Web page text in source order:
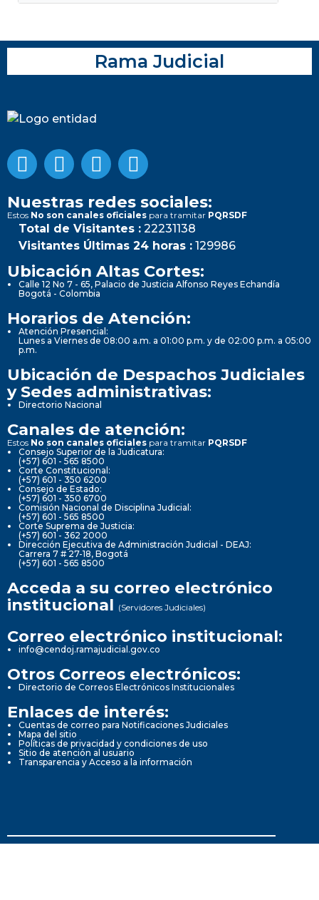
Rama Judicial
Nuestras redes sociales:
Estos No son canales oficiales para tramitar PQRSDF
Total de Visitantes : 22231138
Visitantes Últimas 24 horas : 129986
Ubicación Altas Cortes:
Calle 12 No 7 - 65, Palacio de Justicia Alfonso Reyes Echandía
Bogotá - Colombia
Horarios de Atención:
Atención Presencial:
Lunes a Viernes de 08:00 a.m. a 01:00 p.m. y de 02:00 p.m. a 05:00
p.m.
Ubicación de Despachos Judiciales
y Sedes administrativas:
Directorio Nacional
Canales de atención:
Estos No son canales oficiales para tramitar PQRSDF
Consejo Superior de la Judicatura:
(+57) 601 - 565 8500
Corte Constitucional:
(+57) 601 - 350 6200
Consejo de Estado:
(+57) 601 - 350 6700
Comisión Nacional de Disciplina Judicial:
(+57) 601 - 565 8500
Corte Suprema de Justicia:
(+57) 601 - 362 2000
Dirección Ejecutiva de Administración Judicial - DEAJ:
Carrera 7 # 27-18, Bogotá
(+57) 601 - 565 8500
Acceda a su correo electrónico
institucional (Servidores Judiciales)
Correo electrónico institucional:
info@cendoj.ramajudicial.gov.co
Otros Correos electrónicos:
Directorio de Correos Electrónicos Institucionales
Enlaces de interés:
Cuentas de correo para Notificaciones Judiciales
Mapa del sitio
Políticas de privacidad y condiciones de uso
Sitio de atención al usuario
Transparencia y Acceso a la información